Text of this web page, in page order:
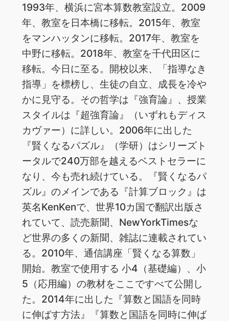
1993年、横浜に宮本算数教室設立。2009
年、教室を日本橋に移転。2015年、教室
をマンハッタンに移転。2017年、教室を
中野に移転。2018年、教室を千代田区に
移転。今日に至る。開校以来、「指導なき
指導」を標榜し、生徒の自立、成長を冷や
かに見守る。その哲学は『強育論』、授業
スタイルは『超強育論』（いずれもディス
カヴァー）に詳しい。2006年に出した
『賢くなるパズル』（学研）はシリーズト
ータルで240万部を越えるベストセラーに
なり、今も売れ続けている。『賢くなるパ
ズル』のメインである『計算ブロック』は
英名KenKenで、世界10カ国で翻訳出版さ
れていて、読売新聞、NewYorkTimesな
ど世界の多くの新聞、雑誌に連載されてい
る。2010年、通信講座「賢くなる算数」
開始。教室で使用する 小4（基礎編）、小
5（応用編）の教材をここですべて公開し
た。2014年に出した『算数と国語を同時
に伸ばす方法』『算数と国語を同時に伸ば